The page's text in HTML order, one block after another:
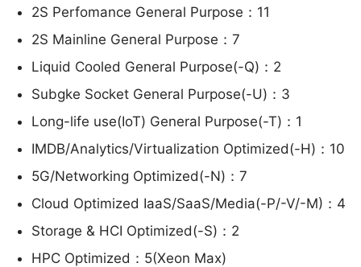
2S Perfomance General Purpose：11
2S Mainline General Purpose：7
Liquid Cooled General Purpose(-Q)：2
Subgke Socket General Purpose(-U)：3
Long-life use(IoT) General Purpose(-T)：1
IMDB/Analytics/Virtualization Optimized(-H)：10
5G/Networking Optimized(-N)：7
Cloud Optimized IaaS/SaaS/Media(-P/-V/-M)：4
Storage & HCI Optimized(-S)：2
HPC Optimized：5(Xeon Max)